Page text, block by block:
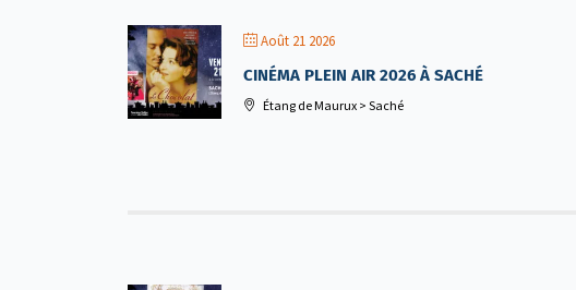
Août 21 2026
CINÉMA PLEIN AIR 2026 À SACHÉ
Étang de Maurux > Saché